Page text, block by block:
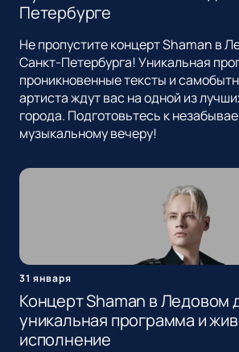
Петербурге
Не пропустите концерт Shaman в
Санкт-Петербурга! Уникальная
проникновенные тексты и
артиста ждут вас на одной из
города. Подготовьтесь к
музыкальному вечеру!
31 января
Концерт Shaman в Ледовом
уникальная программа и
исполнение